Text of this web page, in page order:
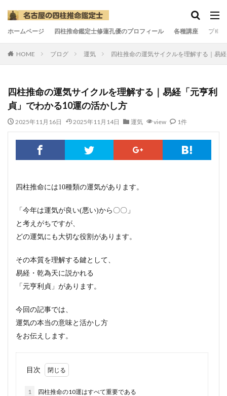
ホームページ 四柱推命鑑定士修蓮孔優のプロフィール 各種講座 ブログ
HOME ブログ 運気 四柱推命の運気サイクルを理解する｜易
四柱推命の運気サイクルを理解する｜易経「元亨利
貞」でわかる10運の活かし方
2025年11月16日 2025年11月14日 運気 view 1件
四柱推命には10種類の運気があります。
「今年は運気が良い(悪い)から〇〇」
と考えがちですが、
どの運気にも大切な役割があります。
その本質を理解する鍵として、
易経・乾為天に説かれる
「元亨利貞」があります。
今回の記事では、
運気の本当の意味と活かし方
をお伝えします。
目次
1 四柱推命の10運はすべて重要である